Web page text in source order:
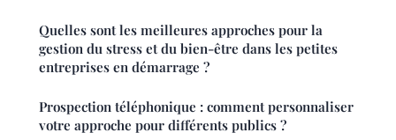
Quelles sont les meilleures approches pour la
gestion du stress et du bien-être dans les petites
entreprises en démarrage ?
Prospection téléphonique : comment personnaliser
votre approche pour différents publics ?